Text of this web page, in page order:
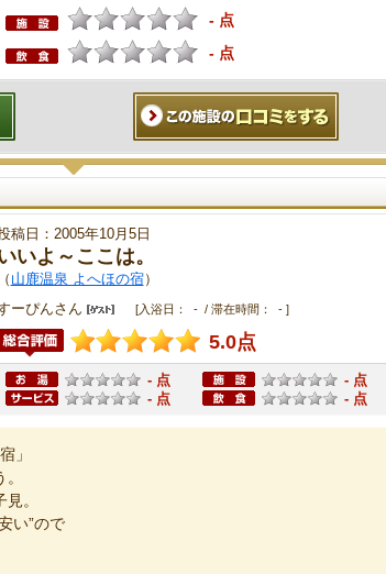
- 点
- 点
稿日：2005年10月5日
いよ～ここは。
（ 山鹿温泉 よへほの宿）
ーぴんさん
[入浴日： - / 滞在時間： - ]
5.0点
- 点
- 点
- 点
- 点
」
。
い”ので